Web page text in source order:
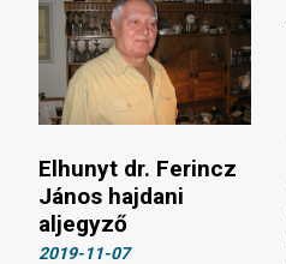
Elhunyt dr. Ferincz
János hajdani
aljegyző
2019-11-07